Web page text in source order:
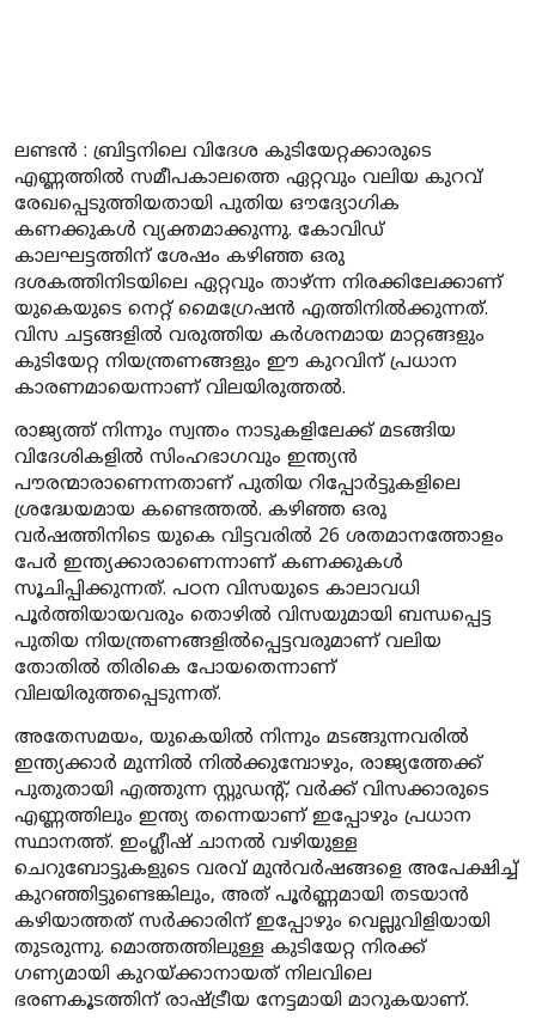
ലണ്ടൻ : ബ്രിട്ടനിലെ വിദേശ കുടിയേറ്റക്കാരുടെ
എണ്ണത്തിൽ സമീപകാലത്തെ ഏറ്റവും വലിയ കുറവ്
രേഖപ്പെടുത്തിയതായി പുതിയ ഔദ്യോഗിക
കണക്കുകൾ വ്യക്തമാക്കുന്നു. കോവിഡ്
കാലഘട്ടത്തിന് ശേഷം കഴിഞ്ഞ ഒരു
ദശകത്തിനിടയിലെ ഏറ്റവും താഴ്ന്ന നിരക്കിലേക്കാണ്
യുകെയുടെ നെറ്റ് മൈഗ്രേഷൻ എത്തിനിൽക്കുന്നത്.
വിസ ചട്ടങ്ങളിൽ വരുത്തിയ കർശനമായ മാറ്റങ്ങളും
കുടിയേറ്റ നിയന്ത്രണങ്ങളും ഈ കുറവിന് പ്രധാന
കാരണമായെന്നാണ് വിലയിരുത്തൽ.
രാജ്യത്ത് നിന്നും സ്വന്തം നാടുകളിലേക്ക് മടങ്ങിയ
വിദേശികളിൽ സിംഹഭാഗവും ഇന്ത്യൻ
പൗരന്മാരാണെന്നതാണ് പുതിയ റിപ്പോർട്ടുകളിലെ
ശ്രദ്ധേയമായ കണ്ടെത്തൽ. കഴിഞ്ഞ ഒരു
വർഷത്തിനിടെ യുകെ വിട്ടവരിൽ 26 ശതമാനത്തോളം
പേർ ഇന്ത്യക്കാരാണെന്നാണ് കണക്കുകൾ
സൂചിപ്പിക്കുന്നത്. പഠന വിസയുടെ കാലാവധി
പൂർത്തിയായവരും തൊഴിൽ വിസയുമായി ബന്ധപ്പെട്ട
പുതിയ നിയന്ത്രണങ്ങളിൽപ്പെട്ടവരുമാണ് വലിയ
തോതിൽ തിരികെ പോയതെന്നാണ്
വിലയിരുത്തപ്പെടുന്നത്.
അതേസമയം, യുകെയിൽ നിന്നും മടങ്ങുന്നവരിൽ
ഇന്ത്യക്കാർ മുന്നിൽ നിൽക്കുമ്പോഴും, രാജ്യത്തേക്ക്
പുതുതായി എത്തുന്ന സ്റ്റുഡന്റ്, വർക്ക് വിസക്കാരുടെ
എണ്ണത്തിലും ഇന്ത്യ തന്നെയാണ് ഇപ്പോഴും പ്രധാന
സ്ഥാനത്ത്. ഇംഗ്ലീഷ് ചാനൽ വഴിയുള്ള
ചെറുബോട്ടുകളുടെ വരവ് മുൻവർഷങ്ങളെ അപേക്ഷിച്ച്
കുറഞ്ഞിട്ടുണ്ടെങ്കിലും, അത് പൂർണ്ണമായി തടയാൻ
കഴിയാത്തത് സർക്കാരിന് ഇപ്പോഴും വെല്ലുവിളിയായി
തുടരുന്നു. മൊത്തത്തിലുള്ള കുടിയേറ്റ നിരക്ക്
ഗണ്യമായി കുറയ്ക്കാനായത് നിലവിലെ
ഭരണകൂടത്തിന് രാഷ്ട്രീയ നേട്ടമായി മാറുകയാണ്.